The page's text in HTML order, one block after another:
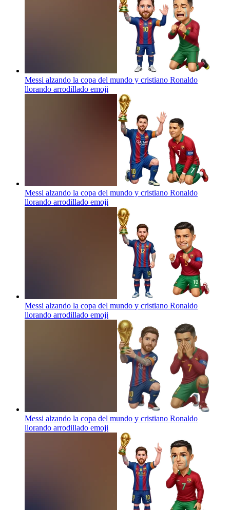
Messi alzando la copa del mundo y cristiano Ronaldo
llorando arrodillado emoji
Messi alzando la copa del mundo y cristiano Ronaldo
llorando arrodillado emoji
Messi alzando la copa del mundo y cristiano Ronaldo
llorando arrodillado emoji
Messi alzando la copa del mundo y cristiano Ronaldo
llorando arrodillado emoji